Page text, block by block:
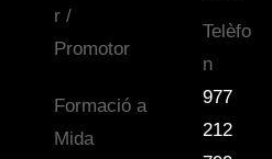
r /
Promotor
Formació a
Mida
Telèfo
n
977
212